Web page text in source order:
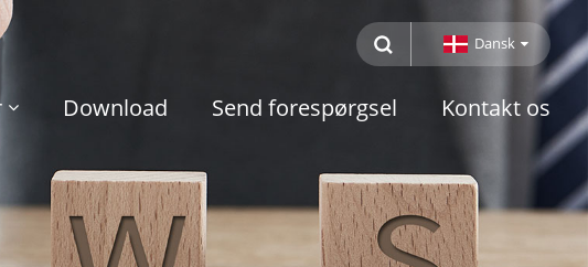
Dansk
Download Send forespørgsel Kontakt os